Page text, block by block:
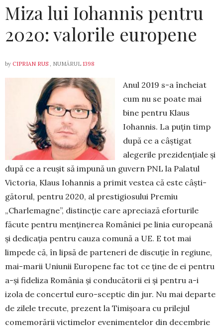
Miza lui Iohannis pentru
2020: valorile europene
by CIPRIAN RUS , NUMĂRUL 1398
Anul 2019 s-a încheiat
cum nu se poate mai
bine pentru Klaus
Iohannis. La puțin timp
după ce a câș­ti­gat
alegerile prezi­den­țiale și
după ce a reușit să impună un guvern PNL la Palatul
Victoria, Klaus Iohannis a primit vestea că este câș­ti­
gătorul, pentru 2020, al presti­giosului Premiu
„Charlemagne”, distincție care apreciază eforturile
făcute pentru menținerea României pe linia europeană
și dedicația pentru cauza co­mună a UE. E tot mai
limpede că, în lipsă de parteneri de discuție în regiune,
mai-marii Uniunii Europene fac tot ce ține de ei pentru
a-și fideliza România și con­du­cătorii ei și pentru a-i
izola de concertul euro-sceptic din jur. Nu mai departe
de zilele trecute, prezent la Timișoara cu pri­lejul
comemorării victimelor eveni­men­telor din decembrie